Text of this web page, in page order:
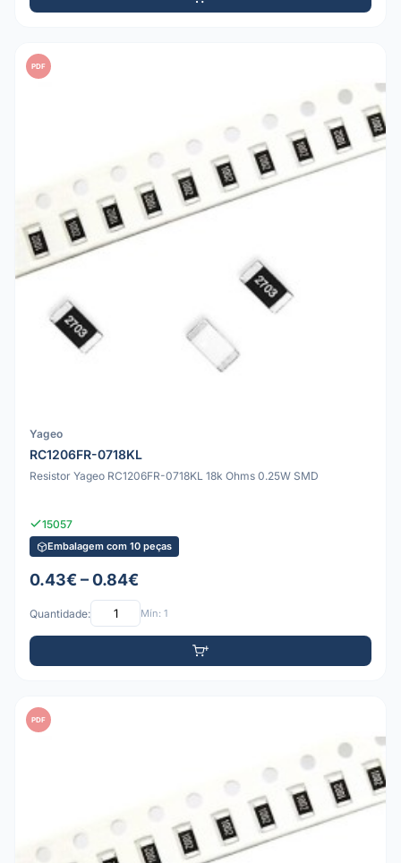
PDF
Yageo
RC1206FR-0718KL
Resistor Yageo RC1206FR-0718KL 18k Ohms 0.25W SMD
15057
Embalagem com 10 peças
0.43€ – 0.84€
Quantidade: Mín: 1
PDF